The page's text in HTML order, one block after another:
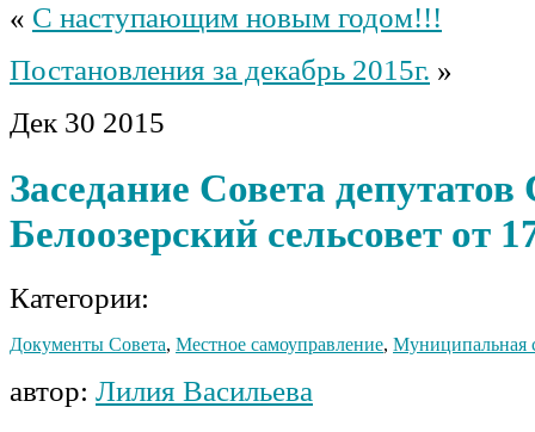
« С наступающим новым годом!!!
Постановления за декабрь 2015г. »
Дек 30 2015
Заседание Совета
Белоозерский сельсовет от
Категории:
Документы Совета, Местное самоуправление, Муниципальная
автор: Лилия Васильева